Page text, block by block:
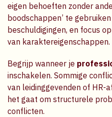
eigen behoeften zonder
boodschappen’ te
beschuldigingen, en focus
van karaktereigenschappen.
Begrijp wanneer je
inschakelen. Sommige
van leidinggevenden of HR-
het gaat om structurele
conflicten.